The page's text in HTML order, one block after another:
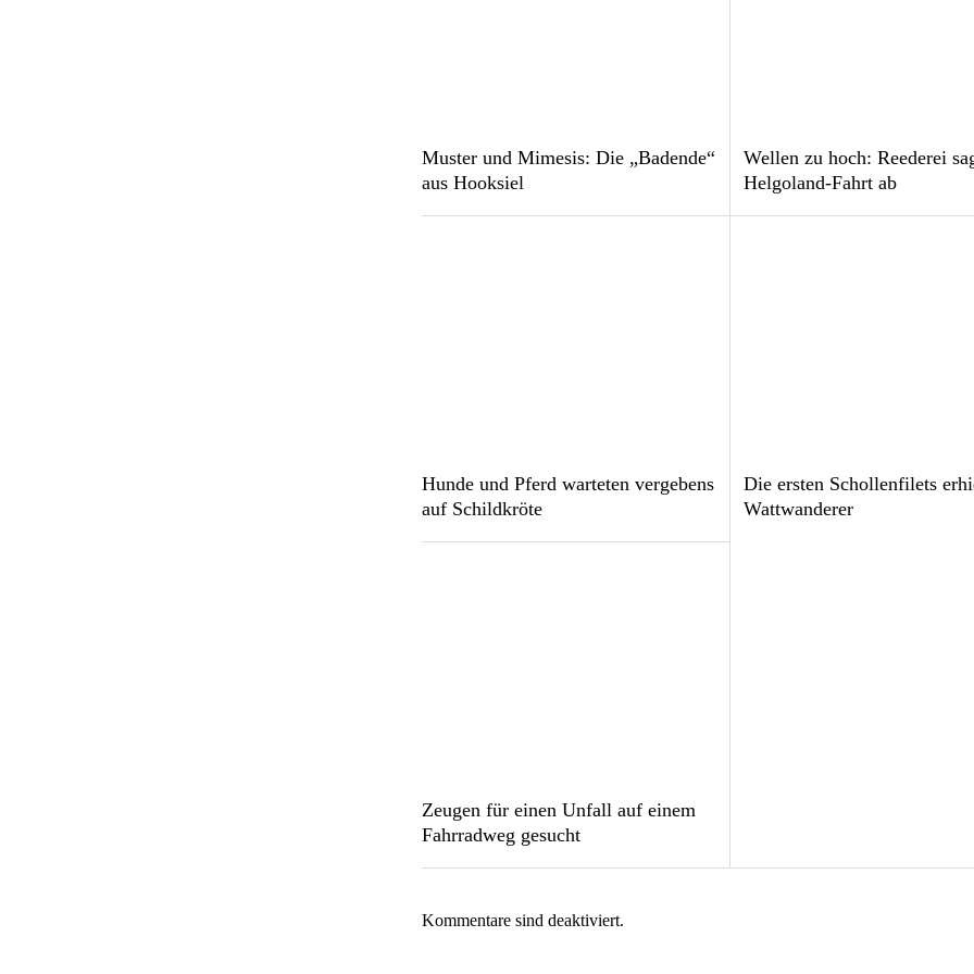
Muster und Mimesis: Die „Badende“
aus Hooksiel
Wellen zu hoch: Reederei
Helgoland-Fahrt ab
Hunde und Pferd warteten vergebens
auf Schildkröte
Die ersten Schollenfilets
Wattwanderer
Zeugen für einen Unfall auf einem
Fahrradweg gesucht
Kommentare sind deaktiviert.